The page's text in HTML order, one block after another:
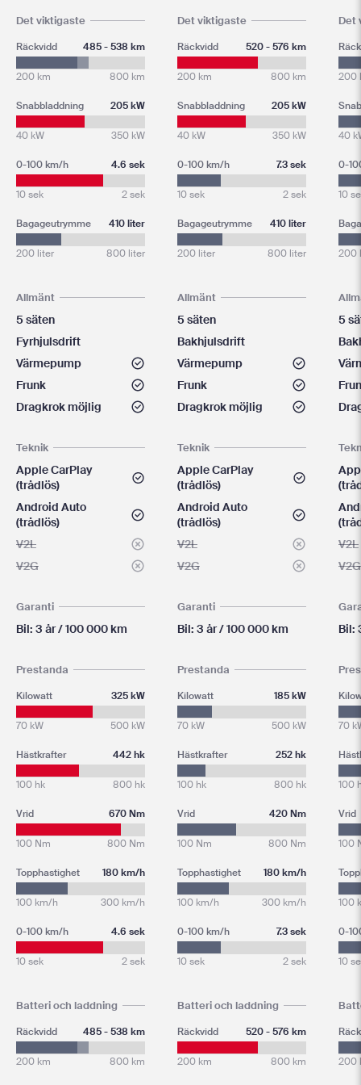
Det viktigaste
Räckvidd 485 - 538 km
200 km 800 km
Snabbladdning 205 kW
40 kW 350 kW
0-100 km/h 4.6 sek
10 sek 2 sek
Bagageutrymme 410 liter
200 liter 800 liter
Allmänt
5 säten
Fyrhjulsdrift
Värmepump
Frunk
Dragkrok möjlig
Teknik
Apple CarPlay
(trådlös)
Android Auto
(trådlös)
V2L
V2G
Garanti
Bil: 3 år / 100 000 km
Prestanda
Kilowatt 325 kW
70 kW 500 kW
Hästkrafter 442 hk
100 hk 800 hk
Vrid 670 Nm
100 Nm 800 Nm
Topphastighet 180 km/h
100 km/h 300 km/h
0-100 km/h 4.6 sek
10 sek 2 sek
Batteri och laddning
Räckvidd 485 - 538 km
200 km 800 km
Det viktigaste
Räckvidd 520 - 576 km
200 km 800 km
Snabbladdning 205 kW
40 kW 350 kW
0-100 km/h 7.3 sek
10 sek 2 sek
Bagageutrymme 410 liter
200 liter 800 liter
Allmänt
5 säten
Bakhjulsdrift
Värmepump
Frunk
Dragkrok möjlig
Teknik
Apple CarPlay
(trådlös)
Android Auto
(trådlös)
V2L
V2G
Garanti
Bil: 3 år / 100 000 km
Prestanda
Kilowatt 185 kW
70 kW 500 kW
Hästkrafter 252 hk
100 hk 800 hk
Vrid 420 Nm
100 Nm 800 Nm
Topphastighet 180 km/h
100 km/h 300 km/h
0-100 km/h 7.3 sek
10 sek 2 sek
Batteri och laddning
Räckvidd 520 - 576 km
200 km 800 km
Det
200
40
0-
10
200
5
V2L
V2G
Bil:
70
100
Vrid
100
100
0-
10
200